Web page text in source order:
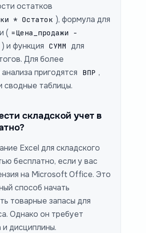
остатков
* Остаток ), формула для
( =Цена_продажи -
) и функция СУММ для
Для более
пригодятся
ВПР ,
сводные таблицы.
складской учет в
Excel для складского
бесплатно, если у вас
на Microsoft Office. Это
способ начать
товарные запасы для
Однако он требует
и дисциплины.